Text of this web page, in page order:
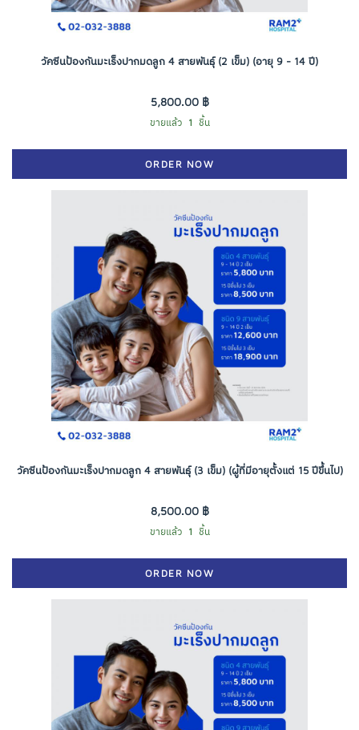
วัคซีนป้องกันมะเร็งปากมดลูก 4 สายพันธุ์ (2 เข็ม) (อายุ 9 - 14 ปี)
5,800.00 ฿
ขายแล้ว 1 ชิ้น
ORDER NOW
วัคซีนป้องกันมะเร็งปากมดลูก 4 สายพันธุ์ (3 เข็ม) (ผู้ที่มีอายุตั้งแต่ 15 ปีขึ้นไป)
8,500.00 ฿
ขายแล้ว 1 ชิ้น
ORDER NOW